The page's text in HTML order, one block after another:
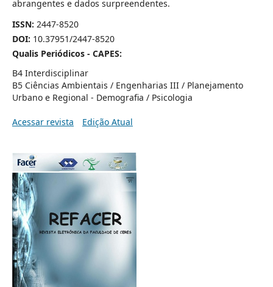
abrangentes e dados surpreendentes.
ISSN: 2447-8520
DOI: 10.37951/2447-8520
Qualis Periódicos - CAPES:
B4 Interdisciplinar
B5 Ciências Ambientais / Engenharias III / Planejamento
Urbano e Regional - Demografia / Psicologia
Acessar revista Edição Atual